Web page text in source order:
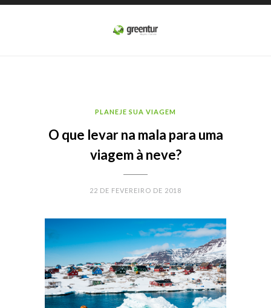
PLANEJE SUA VIAGEM
O que levar na mala para uma
viagem à neve?
22 DE FEVEREIRO DE 2018